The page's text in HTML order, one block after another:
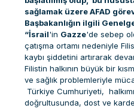
sağlamak üzere AFAD
Başbakanlığın ilgili
“İsrail'in Gazze'de sebep
çatışma ortamı nedeniyle
kaybı şiddetini artırarak
Filistin halkının büyük bir
ve sağlık problemleriyle
Türkiye Cumhuriyeti,
doğrultusunda, dost ve